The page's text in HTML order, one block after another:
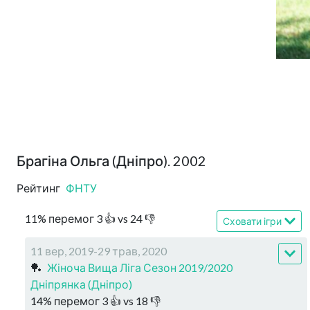
Брагіна Ольга (Дніпро). 2002
Рейтинг ФНТУ
11% перемог 3 👍 vs 24👎 Сховати ігри
11 вер, 2019-29 трав, 2020
🏓 Жіноча Вища Ліга Сезон 2019/2020
Дніпрянка (Дніпро)
14% перемог 3 👍 vs 18 👎